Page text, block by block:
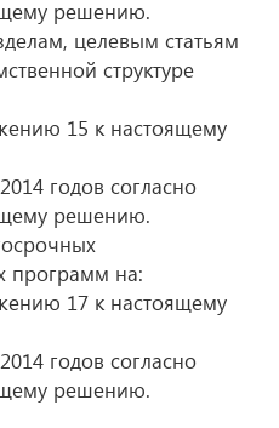
решению.
целевым статьям
структуре
15 к настоящему
годов согласно
решению.
программ на:
17 к настоящему
годов согласно
решению.